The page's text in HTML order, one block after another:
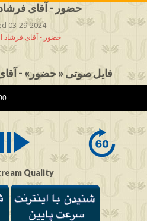
حضور - آقای
03-29-2024
حضور - آقای فرشاد
فایل صوتی « حضور» -
Quality